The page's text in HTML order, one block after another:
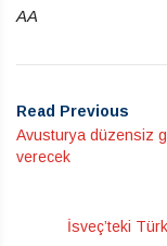
AA
Read Previous
Avusturya düzensiz
verecek
İsveç’teki